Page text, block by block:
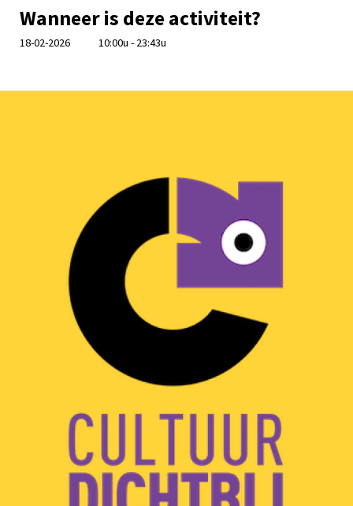
Wanneer is deze activiteit?
18-02-2026 10:00u - 23:43u